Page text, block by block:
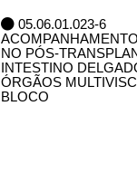
05.06.01.023-6
NO PÓS-
INTESTINO
ÓRGÃOS
BLOCO